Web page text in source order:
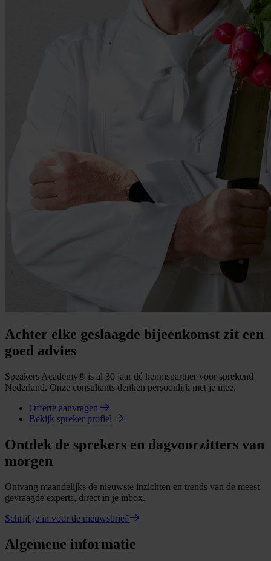
Achter elke geslaagde bijeenkomst zit een
goed advies
Speakers Academy® is al 30 jaar dé kennispartner voor sprekend
Nederland. Onze consultants denken persoonlijk met je mee.
Offerte aanvragen
Bekijk spreker profiel
Ontdek de sprekers en dagvoorzitters van
morgen
Ontvang maandelijks de nieuwste inzichten en trends van de meest
gevraagde experts, direct in je inbox.
Schrijf je in voor de nieuwsbrief
Algemene informatie